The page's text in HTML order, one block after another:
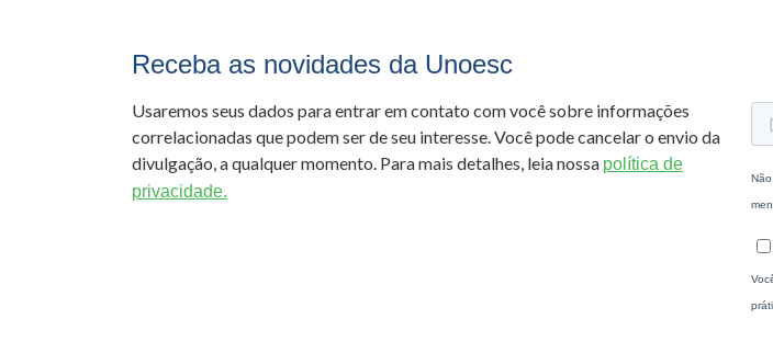
Receba as novidades da Unoesc
Usaremos seus dados para entrar em contato com você sobre informações
correlacionadas que podem ser de seu interesse. Você pode cancelar o envio da
divulgação, a qualquer momento. Para mais detalhes, leia nossa política de
privacidade.